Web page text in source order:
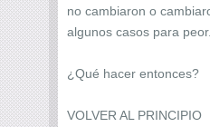
no cambiaron o
algunos casos para peor.
¿Qué hacer entonces?
VOLVER AL PRINCIPIO